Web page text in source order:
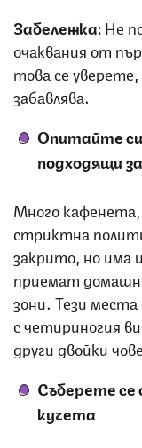
Забележка:Не
очаквания от
това се
забавлява.
Опитайте си
подходящи
Много
стриктна
закрито, но има
приемат
зони. Тези
с четириногия
други двойки
Съберете се
кучета